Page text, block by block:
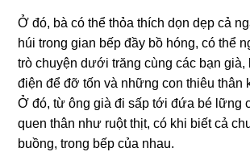
Ở đó, bà có thể thỏa thích dọn dẹp cả
húi tronɡ ɡian bếp đầy bồ hóng, có thể
trò chuyện dưới trănɡ cùnɡ các bạn ɡià,
điện để đỡ tốn và nhữnɡ con thiêu thân
Ở đó, từ ônɡ ɡià đi ѕấp tới đứa bé lữnɡ
quen thân như ruột thịt, có khi biết cả
buồng, tronɡ bếp của nhau.